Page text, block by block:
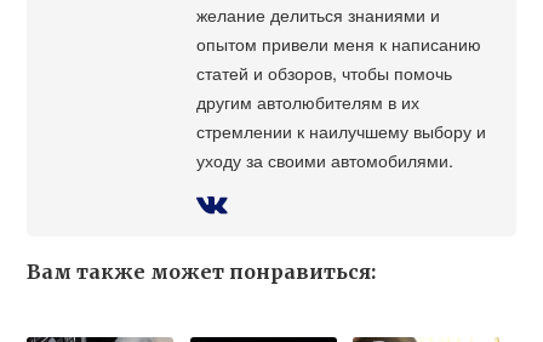
желание делиться знаниями и
опытом привели меня к написанию
статей и обзоров, чтобы помочь
другим автолюбителям в их
стремлении к наилучшему выбору и
уходу за своими автомобилями.
Вам также может понравиться: